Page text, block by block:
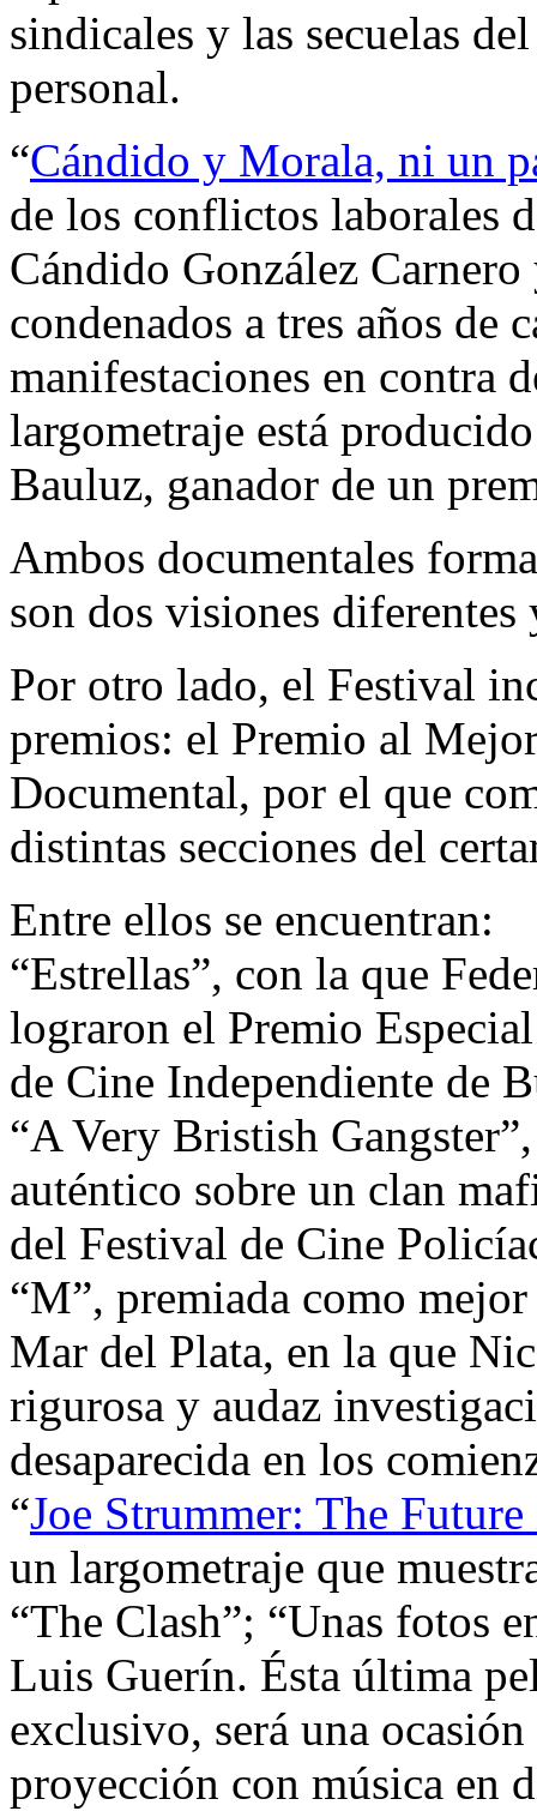
sindicales y las secuelas
personal.
“Cándido y Morala, ni un
de los conflictos laborales
Cándido González
condenados a tres años de
manifestaciones en contra
largometraje está
Bauluz, ganador de un
Ambos documentales
son dos visiones
Por otro lado, el Festival
premios: el Premio al
Documental, por el que
distintas secciones del
Entre ellos se encuentran:
“Estrellas”, con la que
lograron el Premio
de Cine Independiente de
“A Very Bristish
auténtico sobre un clan
del Festival de Cine
“M”, premiada como
Mar del Plata, en la que
rigurosa y audaz
desaparecida en los
“Joe Strummer: The
un largometraje que
“The Clash”; “Unas fotos
Luis Guerí­n. Ésta última
exclusivo, será una
proyección con música en